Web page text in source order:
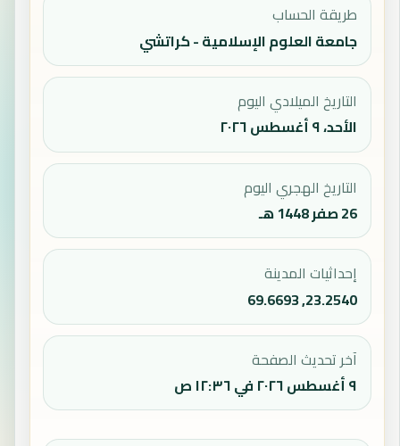
طريقة الحساب
جامعة العلوم الإسلامية - كراتشي
التاريخ الميلادي اليوم
الأحد، ٩ أغسطس ٢٠٢٦
التاريخ الهجري اليوم
26 صفر 1448 هـ
إحداثيات المدينة
23.2540, 69.6693
آخر تحديث الصفحة
٩ أغسطس ٢٠٢٦ في ١٢:٣٦ ص